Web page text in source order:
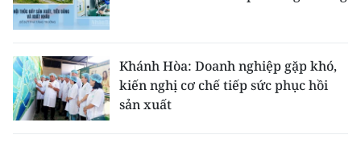
Khánh Hòa: Doanh nghiệp gặp khó,
kiến nghị cơ chế tiếp sức phục hồi
sản xuất